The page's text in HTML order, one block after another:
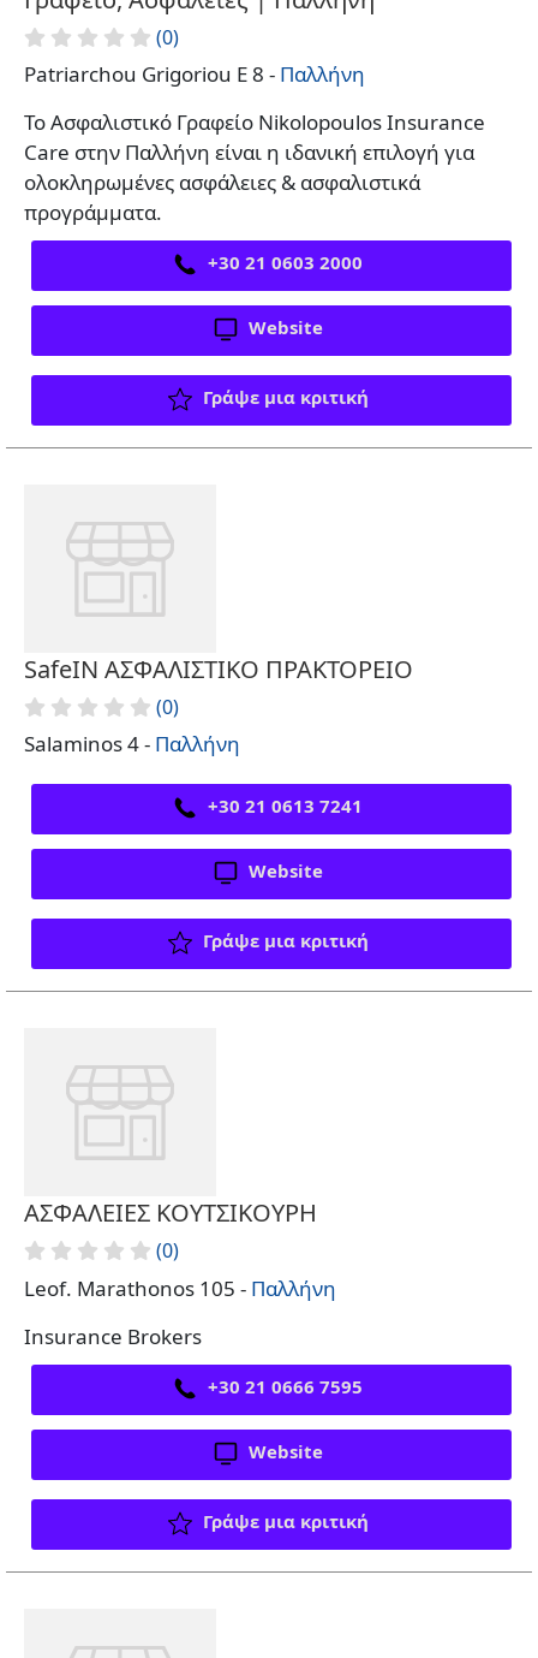
(0)
Patriarchou Grigoriou E 8 - Παλλήνη
Το Ασφαλιστικό Γραφείο Nikolopoulos Insurance
Care στην Παλλήνη είναι η ιδανική επιλογή για
ολοκληρωμένες ασφάλειες & ασφαλιστικά
προγράμματα.
+30 21 0603 2000
Website
Γράψε μια κριτική
SafeIN ΑΣΦΑΛΙΣΤΙΚΟ ΠΡΑΚΤΟΡΕΙΟ
(0)
Salaminos 4 - Παλλήνη
+30 21 0613 7241
Website
Γράψε μια κριτική
ΑΣΦΑΛΕΙΕΣ ΚΟΥΤΣΙΚΟΥΡΗ
(0)
Leof. Marathonos 105 - Παλλήνη
Insurance Brokers
+30 21 0666 7595
Website
Γράψε μια κριτική